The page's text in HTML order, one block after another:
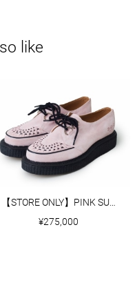
like
¥275,000